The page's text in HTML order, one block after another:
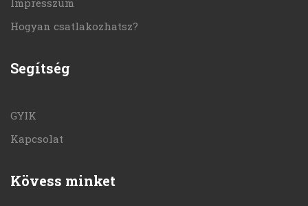
Impresszum
Hogyan csatlakozhatsz?
Segítség
GYIK
Kapcsolat
Kövess minket